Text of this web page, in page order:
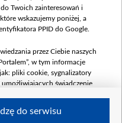
Twoich zainteresowań i
wskazujemy poniżej, a
PPID do Google.
przez Ciebie naszych
w tym informacje
pliki cookie, sygnalizatory
świadczenie
do serwisu